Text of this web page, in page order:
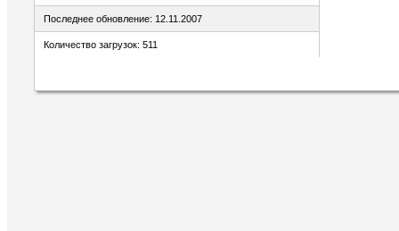
Последнее обновление: 12.11.2007
Количество загрузок: 511